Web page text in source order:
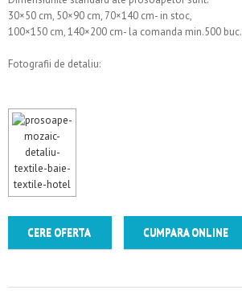
30×50 cm, 50×90 cm, 70×140 cm- in stoc,
100×150 cm, 140×200 cm- la comanda min.500 buc.
Fotografii de detaliu:
CERE OFERTA CUMPARA ONLINE